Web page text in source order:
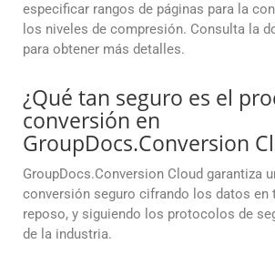
especificar rangos de páginas para la
los niveles de compresión. Consulta la
para obtener más detalles.
¿Qué tan seguro es el
conversión en
GroupDocs.Conversion
GroupDocs.Conversion Cloud garantiza
conversión seguro cifrando los datos en
reposo, y siguiendo los protocolos de
de la industria.